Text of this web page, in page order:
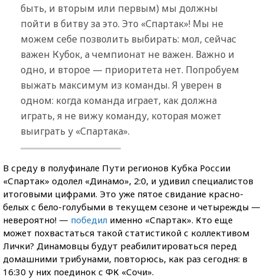
быть, и вторым или первым) мы должны
пойти в битву за это. Это «Спартак»! Мы не
можем себе позволить выбирать: мол, сейчас
важен Кубок, а чемпионат не важен. Важно и
одно, и второе — приоритета нет. Попробуем
выжать максимум из команды. Я уверен в
одном: когда команда играет, как должна
играть, я не вижу команду, которая может
выиграть у «Спартака».
В среду в полуфинале Пути регионов Кубка России
«Спартак» одолел «Динамо», 2:0, и удивил специалистов
итоговыми цифрами. Это уже пятое свидание красно-
белых с бело-голубыми в текущем сезоне и четырежды —
невероятно! — победил именно «Спартак». Кто еще
может похвастаться такой статистикой с коллективом
Лички? Динамовцы будут реабилитироваться перед
домашними трибунами, повторюсь, как раз сегодня: в
16:30 у них поединок с ФК «Сочи».